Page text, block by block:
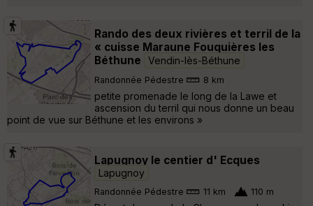
Rando des deux rivières et terril de la
« cuisse Maraune Fouquières les
Béthune
Vendin-lès-Béthune
Randonnée Pédestre 8 km
petite promenade le long de la Lawe et
ascension du terril qui nous donne un beau
point de vue sur Béthune et les environs »
Lapugnoy le centier d' Ecques
Lapugnoy
Randonnée Pédestre 11 km 110 m